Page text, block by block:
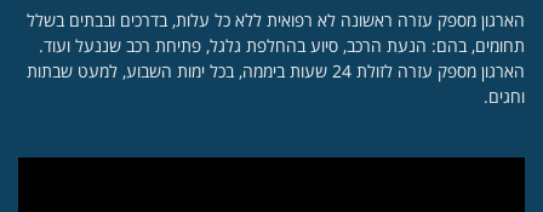
הארגון מספק עזרה ראשונה לא רפואית ללא כל עלות, בדרכים ובבתים בשלל
תחומים, בהם: הנעת הרכב, סיוע בהחלפת גלגל, פתיחת רכב שננעל ועוד.
הארגון מספק עזרה לזולת 24 שעות ביממה, בכל ימות השבוע, למעט שבתות
וחגים.